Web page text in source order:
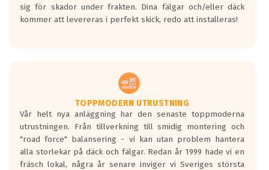
sig för skador under frakten. Dina fälgar och/eller däck
kommer att levereras i perfekt skick, redo att installeras!
TOPPMODERN UTRUSTNING
Vår helt nya anläggning har den senaste toppmoderna
utrustningen. Från tillverkning till smidig montering och
"road force" balansering - vi kan utan problem hantera
alla storlekar på däck och fälgar. Redan år 1999 hade vi en
fräsch lokal, några år senare inviger vi Sveriges största